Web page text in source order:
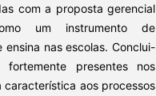
com a proposta gerencial
um instrumento de
nas escolas. Conclui-
presentes nos
aos processos